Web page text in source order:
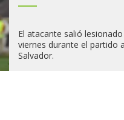
El atacante salió
viernes durante el partido
Salvador.